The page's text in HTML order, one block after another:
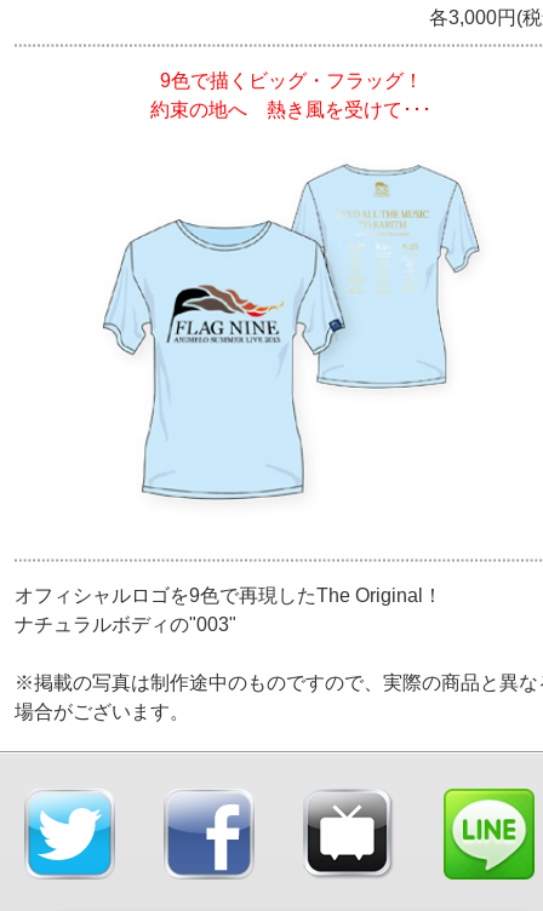
各3,000円(
9色で描くビッグ・フラッグ！
約束の地へ 熱き風を受けて･･･
オフィシャルロゴを9色で再現したThe Original！
ナチュラルボディの"003"
※掲載の写真は制作途中のものですので、実際の商品と異な
場合がございます。